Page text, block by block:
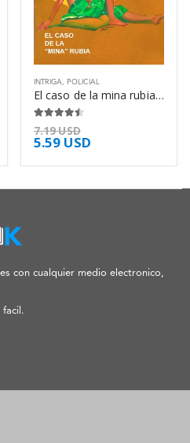
INTRIGA, POLICIAL
El caso de la mina rubia – Erle Stanley Gardner
7.19USD
5.59 USD
con cualquier medio electronico,
facil.